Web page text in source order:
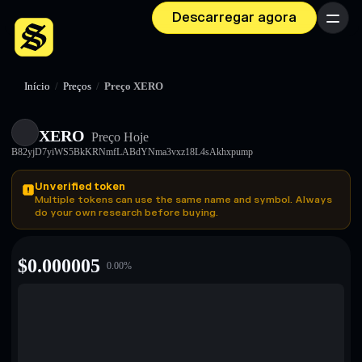
Descarregar agora Menu
Início / Preços / Preço XERO
XERO Preço Hoje
B82yjD7yiWS5BkKRNmfLABdYNma3vxz18L4sAkhxpump
Unverified token
Multiple tokens can use the same name and symbol. Always
do your own research before buying.
$0.000005 0.00%